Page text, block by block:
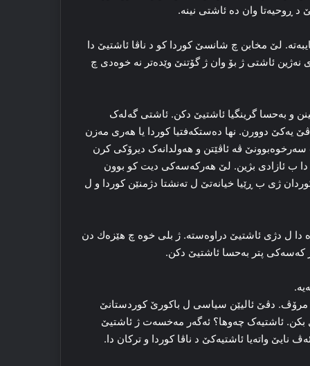
ڕوحیه‌تا وان ده‌ ئاشتی نینە.
لێ مخابن چ شانسێ کوردا کو د ناڤا ئاشتیێ دا
نه‌ژین ئاشتی ژ بۆ وان ژ گۆتنێ وێده‌تر نه‌ خوه‌دی چ
و به‌حسا گرینگیا ئاشتیێ دکن. ئاشتی گه‌له‌ک
ڤێ یه‌کێ دوورن. نها ده‌ستکه‌فتیا کوردا یا هه‌ری مه‌زن
ڤه‌ ئاڤێتن و هه‌ولدانه‌ک دیرۆکی کرن
ب ئازادی بژین. لێ هه‌رکه‌سه‌کی دیت کو بوون
ژی ب ڕێیا خیانه‌تێ ل ته‌نشتا دژمنێن کوردا و ل
دا ل دژی ئاشتیێ دراوەستە. ژ بلی خوه‌ چ ھێزەك دن
که‌سه‌کی پتر به‌حسا ئاشتیێ دکن.
مرۆڤ. دڤێ ئالیێن سیاسی ل باکورێ کوردستانێ
بکن. ئاشتیه‌ک چه‌وها؟ ئه‌گه‌ر مه‌خسه‌ت ژ ئاشتیێ
نایێ واته‌یا ئاشتیه‌کێ د ناڤا کوردا و ترکان دا.